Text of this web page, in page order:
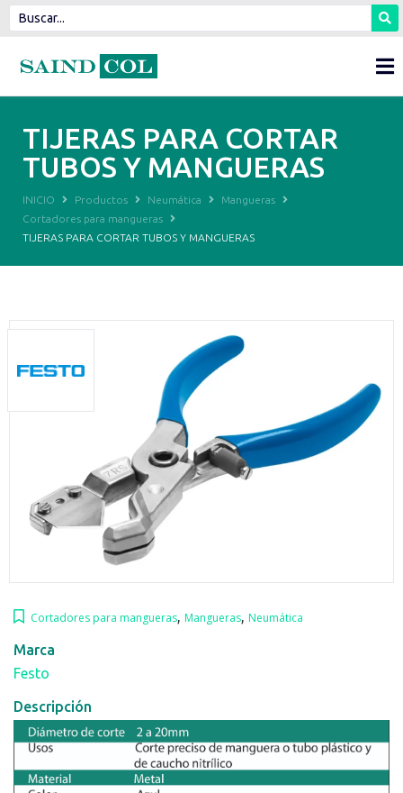
TIJERAS PARA CORTAR
TUBOS Y MANGUERAS
INICIO Productos Neumática
Mangueras
Cortadores para mangueras
TIJERAS PARA CORTAR TUBOS Y MANGUERAS
Cortadores para mangueras Mangueras Neumática
Marca
Festo
Descripción